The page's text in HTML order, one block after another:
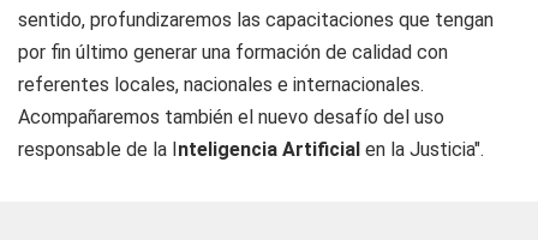
sentido, profundizaremos las capacitaciones que tengan
por fin último generar una formación de calidad con
referentes locales, nacionales e internacionales.
Acompañaremos también el nuevo desafío del uso
responsable de la Inteligencia Artificial en la Justicia".